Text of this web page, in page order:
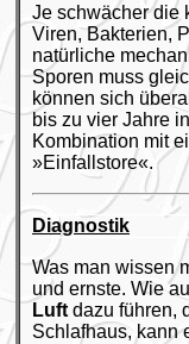
Je schwächer die
Viren, Bakterien,
natürliche
Sporen muss
können sich
bis zu vier Jahre
Kombination mit
»Einfallstore«.
Diagnostik
Was man wissen
und ernste. Wie
Luft dazu führen,
Schlafhaus, kann